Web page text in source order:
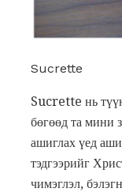
Sucrette
Sucrette нь
бөгөөд та мини
ашиглах үед
тэдгээрийг
чимэглэл,